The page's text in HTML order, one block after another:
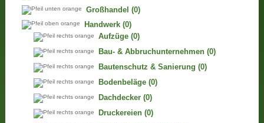
Großhandel (0)
Handwerk (0)
Aufzüge (0)
Bau- & Abbruchunternehmen (0)
Bautenschutz & Sanierung (0)
Bodenbeläge (0)
Dachdecker (0)
Druckereien (0)